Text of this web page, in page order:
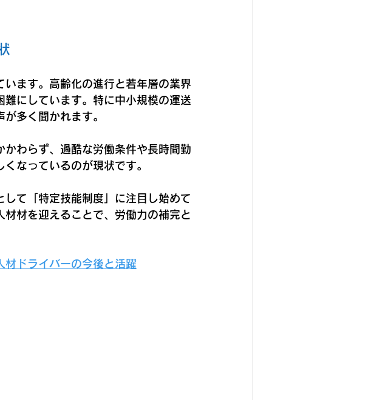
ます。高齢化の進行と若年層の業界
にしています。特に中小規模の運送
多く聞かれます。
わらず、過酷な労働条件や長時間勤
なっているのが現状です。
て「特定技能制度」に注目し始めて
材を迎えることで、労働力の補完と
材ドライバーの今後と活躍